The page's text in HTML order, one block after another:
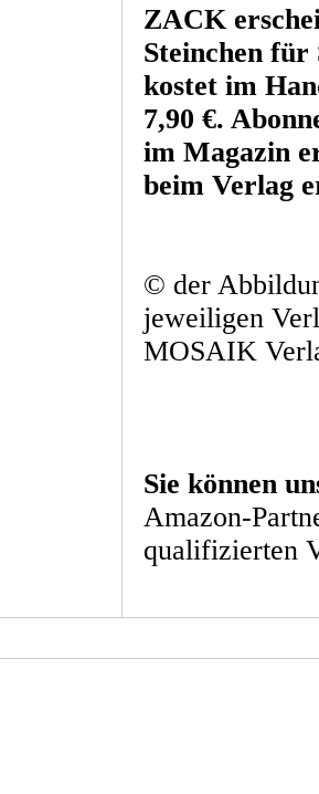
ZACK
Steinchen für
kostet im
7,90 €.
im Magazin
beim Verlag
© der
jeweiligen
MOSAIK
Sie können
Amazon-
qualifizierten